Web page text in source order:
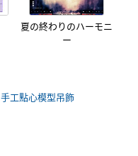
夏の終わりのハーモニ
ー
工點心模型吊飾